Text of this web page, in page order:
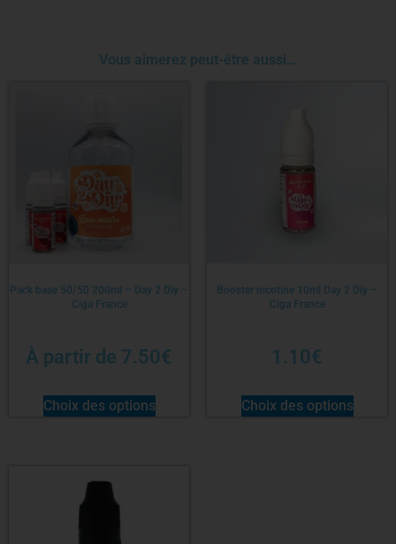
Vous aimerez peut-être aussi…
Pack base 50/50 200ml – Day 2 Diy –
Ciga France
À partir de 7.50€
Choix des options
Booster nicotine 10ml Day 2 Diy –
Ciga France
1.10€
Choix des options